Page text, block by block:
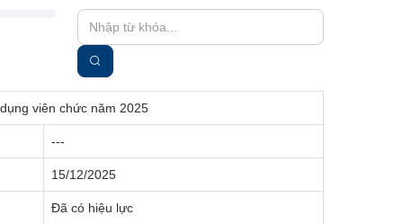
viên chức năm 2025
---
15/12/2025
Đã có hiệu lực